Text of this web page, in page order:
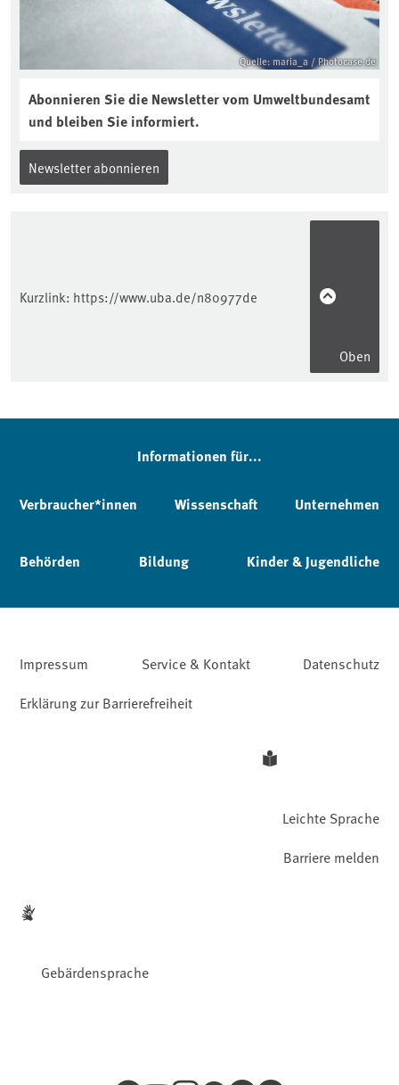
Quelle: maria_a / Photocase.de
Abonnieren Sie die Newsletter vom Umweltbundesamt
und bleiben Sie informiert.
Newsletter abonnieren
Kurzlink: https://www.uba.de/n80977de
Oben
Informationen für...
Verbraucher*innen Wissenschaft Unternehmen
Behörden Bildung Kinder & Jugendliche
Impressum Service & Kontakt
Datenschutz
Erklärung zur Barrierefreiheit
Leichte Sprache
Gebärdensprache
Barriere melden